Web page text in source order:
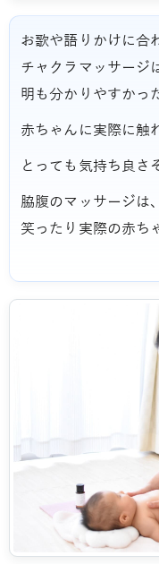
お歌や語りかけに合
チャクラマッサージ
明も分かりやすかっ
赤ちゃんに実際に触
とっても気持ち良さ
脇腹のマッサージは
笑ったり実際の赤ち